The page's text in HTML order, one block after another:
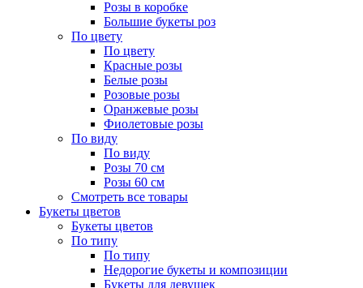
Розы в коробке
Большие букеты роз
По цвету
По цвету
Красные розы
Белые розы
Розовые розы
Оранжевые розы
Фиолетовые розы
По виду
По виду
Розы 70 см
Розы 60 см
Смотреть все товары
Букеты цветов
Букеты цветов
По типу
По типу
Недорогие букеты и композиции
Букеты для девушек